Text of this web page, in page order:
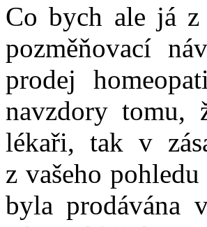
Co bych ale já
pozměňovací
prodej
navzdory tomu,
lékaři, tak v
z vašeho
byla prodávána